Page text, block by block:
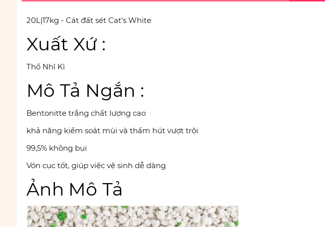
20L|17kg - Cát đất sét Cat's White
Xuất Xứ :
Thổ Nhĩ Kì
Mô Tả Ngắn :
Bentonitte trắng chất lượng cao
khả năng kiểm soát mùi và thấm hút vượt trội
99,5% không bụi
Vón cục tốt, giúp việc vệ sinh dễ dàng
Ảnh Mô Tả